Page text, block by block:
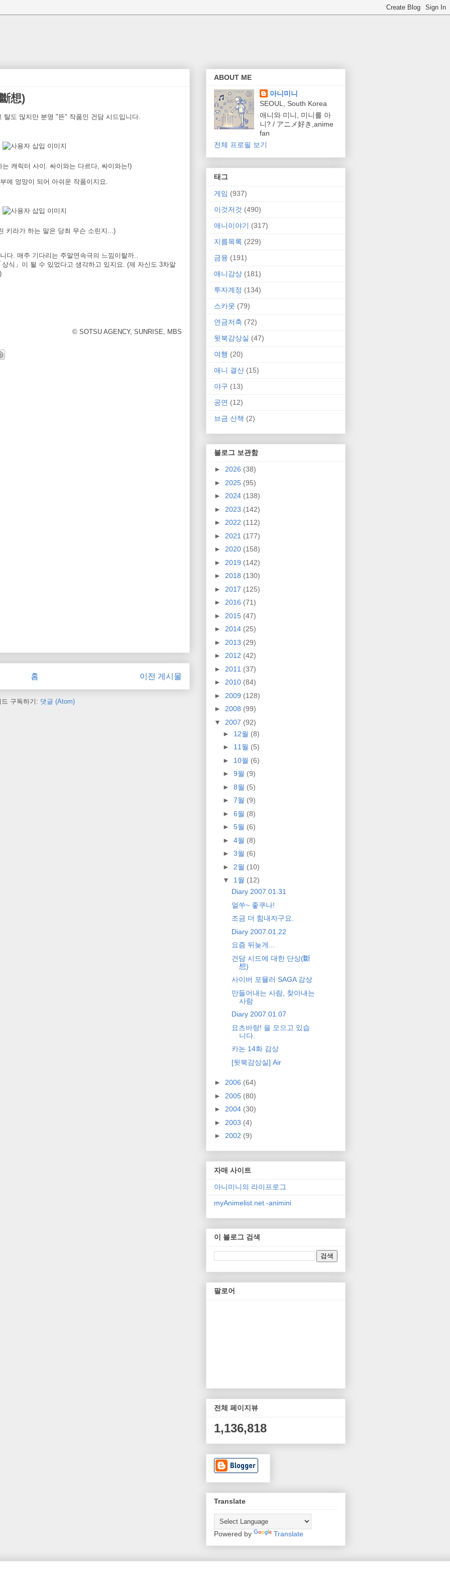
想)
탈도 많지만 분명 "뜬" 작품인 건담 시드입니다.
는 캐릭터 사이. 싸이와는 다르다, 싸이와는!)
에 엉망이 되어 아쉬운 작품이지요.
키라가 하는 말은 당최 무슨 소린지...)
다. 매주 기다리는 주말연속극의 느낌이랄까..
식」이 될 수 있었다고 생각하고 있지요. (제 자신도 3차알
© SOTSU AGENCY, SUNRISE, MBS
이전 게시물
홈
드 구독하기: 댓글 (Atom)
ABOUT ME
아니미니
SEOUL, South Korea
애니와 미니, 미니를 아
니? / アニメ好き,anime
fan
전체 프로필 보기
태그
게임 (937)
이것저것 (490)
애니이야기 (317)
지름목록 (229)
금융 (191)
애니감상 (181)
투자계정 (134)
스카웃 (79)
연금저축 (72)
뒷북감상실 (47)
여행 (20)
애니 결산 (15)
야구 (13)
공연 (12)
브금 산책 (2)
블로그 보관함
► 2026 (38)
► 2025 (95)
► 2024 (138)
► 2023 (142)
► 2022 (112)
► 2021 (177)
► 2020 (158)
► 2019 (142)
► 2018 (130)
► 2017 (125)
► 2016 (71)
► 2015 (47)
► 2014 (25)
► 2013 (29)
► 2012 (42)
► 2011 (37)
► 2010 (84)
► 2009 (128)
► 2008 (99)
▼ 2007 (92)
► 12월 (8)
► 11월 (5)
► 10월 (6)
► 9월 (9)
► 8월 (5)
► 7월 (9)
► 6월 (8)
► 5월 (6)
► 4월 (8)
► 3월 (6)
► 2월 (10)
▼ 1월 (12)
Diary 2007.01.31
얼쑤~ 좋쿠나!
조금 더 힘내자구요.
Diary 2007.01.22
요즘 뒤늦게...
건담 시드에 대한 단상(斷
想)
사이버 포뮬러 SAGA 감상
만들어내는 사람, 찾아내는
사람
Diary 2007.01.07
요츠바랑! 을 모으고 있습
니다.
카논 14화 감상
[뒷북감상실] Air
► 2006 (64)
► 2005 (80)
► 2004 (30)
► 2003 (4)
► 2002 (9)
자매 사이트
아니미니의 라이프로그
myAnimelist.net -animini
이 블로그 검색
팔로어
전체 페이지뷰
1,136,818
Translate
Powered by Translate